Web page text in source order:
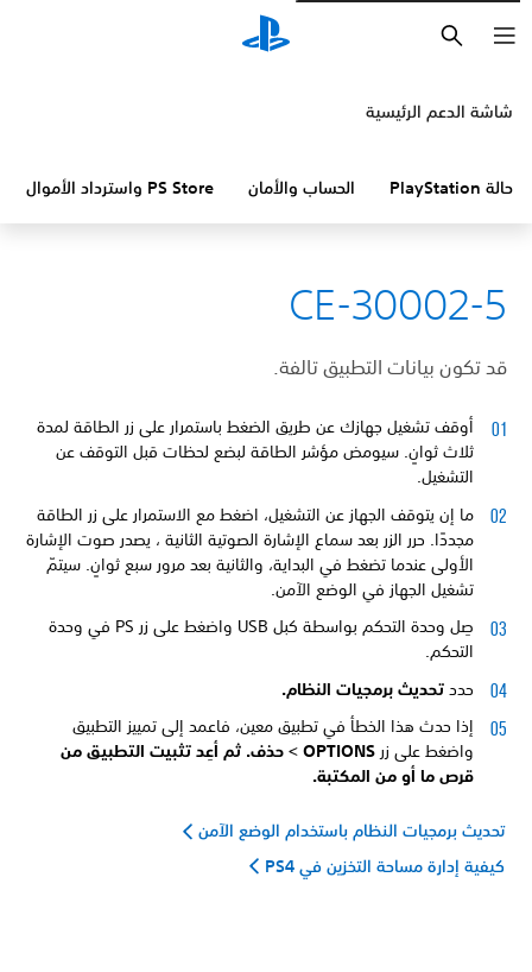
شاشة الدعم الرئيسية
حالة PlayStation الحساب والأمان PS Store واسترداد الأموال
CE-30002-5
قد تكون بيانات التطبيق تالفة.
أوقف تشغيل جهازك عن طريق الضغط باستمرار على زر الطاقة لمدة
ثلاث ثوانٍ. سيومض مؤشر الطاقة لبضع لحظات قبل التوقف عن
التشغيل.
ما إن يتوقف الجهاز عن التشغيل، اضغط مع الاستمرار على زر الطاقة
مجددًا. حرر الزر بعد سماع الإشارة الصوتية الثانية ، يصدر صوت الإشارة
الأولى عندما تضغط في البداية، والثانية بعد مرور سبع ثوانٍ. سيتمّ
تشغيل الجهاز في الوضع الآمن.
صِل وحدة التحكم بواسطة كبل USB واضغط على زر PS في وحدة
التحكم.
حدد تحديث برمجيات النظام.
إذا حدث هذا الخطأ في تطبيق معين، فاعمد إلى تمييز التطبيق
واضغط على زر OPTIONS >
حذف. ثم أعِد تثبيت التطبيق من
قرص ما أو من المكتبة.
تحديث برمجيات النظام باستخدام الوضع الآمن
كيفية إدارة مساحة التخزين في PS4